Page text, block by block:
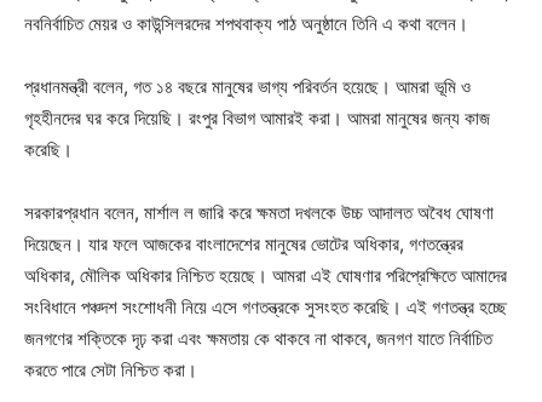
নবনির্বাচিত মেয়র ও কাউন্সিলরদের শপথবাক্য পাঠ অনুষ্ঠানে তিনি এ কথা বলেন।
প্রধানমন্ত্রী বলেন, গত ১৪ বছরে মানুষের ভাগ্য পরিবর্তন হয়েছে। আমরা ভূমি ও
গৃহহীনদের ঘর করে দিয়েছি। রংপুর বিভাগ আমারই করা। আমরা মানুষের জন্য কাজ
করেছি।
সরকারপ্রধান বলেন, মার্শাল ল জারি করে ক্ষমতা দখলকে উচ্চ আদালত অবৈধ ঘোষণা
দিয়েছেন। যার ফলে আজকের বাংলাদেশের মানুষের ভোটের অধিকার, গণতন্ত্রের
অধিকার, মৌলিক অধিকার নিশ্চিত হয়েছে। আমরা এই ঘোষণার পরিপ্রেক্ষিতে আমাদের
সংবিধানে পঞ্চদশ সংশোধনী নিয়ে এসে গণতন্ত্রকে সুসংহত করেছি। এই গণতন্ত্র হচ্ছে
জনগণের শক্তিকে দৃঢ় করা এবং ক্ষমতায় কে থাকবে না থাকবে, জনগণ যাতে নির্বাচিত
করতে পারে সেটা নিশ্চিত করা।